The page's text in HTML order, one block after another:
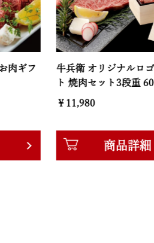
牛兵衛 オリジナルロゴ お肉ギ
ト 焼肉セット3段重 600g
商品詳細